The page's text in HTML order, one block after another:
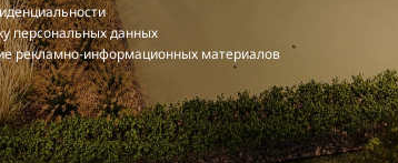
персональных данных
рекламно-информационных материалов